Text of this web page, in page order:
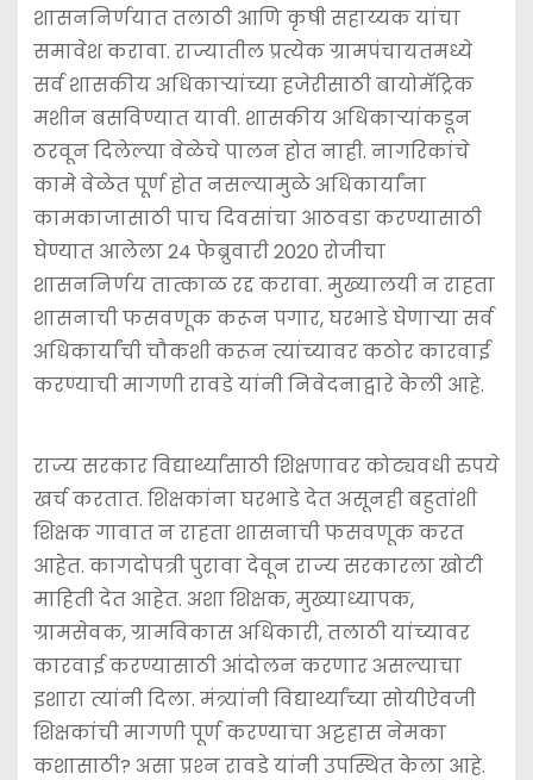
शासननिर्णयात तलाठी आणि कृषी सहाय्यक यांचा
समावेश करावा. राज्यातील प्रत्येक ग्रामपंचायतमध्ये
सर्व शासकीय अधिकार्‍यांच्या हजेरीसाठी बायोमॅट्रिक
मशीन बसविण्यात यावी. शासकीय अधिकार्‍यांकडून
ठरवून दिलेल्या वेळेचे पालन होत नाही. नागरिकांचे
कामे वेळेत पूर्ण होत नसल्यामुळे अधिकार्यांना
कामकाजासाठी पाच दिवसांचा आठवडा करण्यासाठी
घेण्यात आलेला 24 फेब्रुवारी 2020 रोजीचा
शासननिर्णय तात्काळ रद्द करावा. मुख्यालयी न राहता
शासनाची फसवणूक करून पगार, घरभाडे घेणार्‍या सर्व
अधिकार्यांची चौकशी करून त्यांच्यावर कठोर कारवाई
करण्याची मागणी रावडे यांनी निवेदनाद्वारे केली आहे.
राज्य सरकार विद्यार्थ्यांसाठी शिक्षणावर कोट्यवधी रुपये
खर्च करतात. शिक्षकांना घरभाडे देत असूनही बहुतांशी
शिक्षक गावात न राहता शासनाची फसवणूक करत
आहेत. कागदोपत्री पुरावा देवून राज्य सरकारला खोटी
माहिती देत आहेत. अशा शिक्षक, मुख्याध्यापक,
ग्रामसेवक, ग्रामविकास अधिकारी, तलाठी यांच्यावर
कारवाई करण्यासाठी आंदोलन करणार असल्याचा
इशारा त्यांनी दिला. मंत्र्यांनी विद्यार्थ्यांच्या सोयीऐवजी
शिक्षकांची मागणी पूर्ण करण्याचा अट्टहास नेमका
कशासाठी? असा प्रश्‍न रावडे यांनी उपस्थित केला आहे.